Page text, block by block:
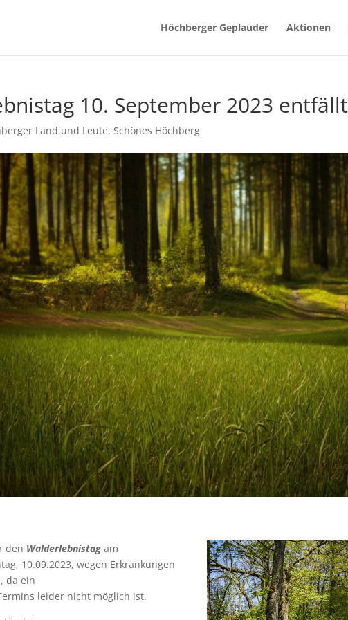
Höchberger Geplauder Aktionen
10. September 2023 entfällt
Land und Leute, Schönes Höchberg
den Walderlebnistag am
10.09.2023, wegen Erkrankungen
da ein
leider nicht möglich ist.